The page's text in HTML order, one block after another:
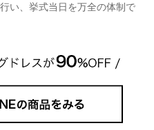
い、挙式当日を万全の体制で